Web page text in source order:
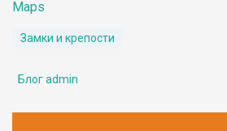
Maps
Замки и крепости
Блог admin